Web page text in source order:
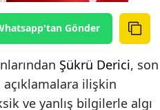
Gönder
Şükrü Derici, son
ilişkin
ve yanlış bilgilerle algı